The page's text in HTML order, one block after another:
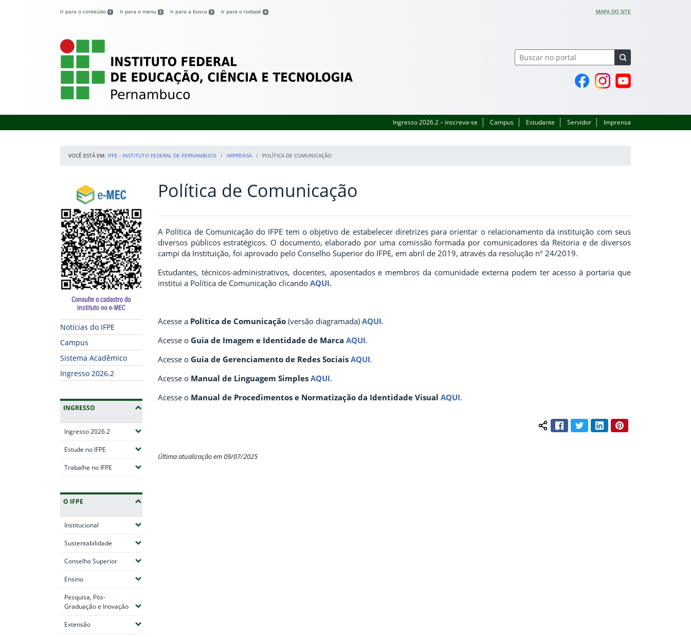
Ir para o conteúdo 1 Ir para o menu 2 Ir para a busca 3 Ir para o rodapé 4 MAPA DO SITE
IFPE – Instituto Federal de Pernambuco
Página do Facebook
Perfil no Instagram
Canal no YouTube
Ingresso 2026.2 – inscreva-se Campus Estudante Servidor Imprensa
VOCÊ ESTÁ EM: IFPE - INSTITUTO FEDERAL DE PERNAMBUCO IMPRENSA POLÍTICA DE COMUNICAÇÃO
Início da navegação
Consulte o cadastro do Instituto no e-MEC
Notícias do IFPE
Campus
Sistema Acadêmico
Ingresso 2026.2
INGRESSO
Ingresso 2026.2 (Expandir submenus)
Estude no IFPE (Expandir submenus)
Trabalhe no IFPE (Expandir submenus)
O IFPE
Institucional (Expandir submenus)
Sustentabilidade (Expandir submenus)
Conselho Superior(Expandir submenus)
Ensino(Expandir submenus)
Pesquisa, Pós-
Graduação e Inovação(Expandir submenus)
Extensão(Expandir submenus)
Início do conteúdo
Política de Comunicação
A Política de Comunicação do IFPE tem o objetivo de estabelecer diretrizes para orientar o relacionamento da instituição com seus
diversos públicos estratégicos. O documento, elaborado por uma comissão formada por comunicadores da Reitoria e de diversos
campi da Instituição, foi aprovado pelo Conselho Superior do IFPE, em abril de 2019, através da resolução nº 24/2019.
Estudantes, técnicos-administrativos, docentes, aposentados e membros da comunidade externa podem ter acesso à portaria que
institui a Política de Comunicação clicando AQUI.
Acesse a Política de Comunicação (versão diagramada) AQUI.
Acesse o Guia de Imagem e Identidade de Marca AQUI.
Acesse o Guia de Gerenciamento de Redes Sociais AQUI.
Acesse o Manual de Linguagem Simples AQUI.
Acesse o Manual de Procedimentos e Normatização da Identidade Visual AQUI.
Compartilhar conteúdo:
FacebookTwitterLinkedInPinterest
Última atualização em 09/07/2025